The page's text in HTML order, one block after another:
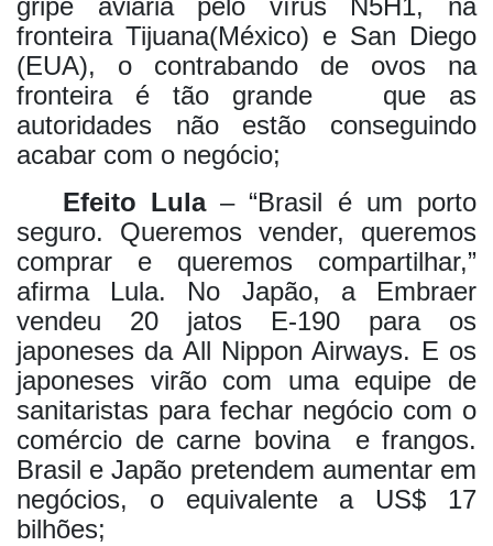
gripe aviária pelo vírus N5H1, na
fronteira Tijuana(México) e San Diego
(EUA), o contrabando de ovos na
fronteira é tão grande que as
autoridades não estão conseguindo
acabar com o negócio;
Efeito Lula– “Brasil é um porto
seguro. Queremos vender, queremos
comprar e queremos compartilhar,”
afirma Lula. No Japão, a Embraer
vendeu 20 jatos E-190 para os
japoneses da All Nippon Airways. E os
japoneses virão com uma equipe de
sanitaristas para fechar negócio com o
comércio de carne bovina e frangos.
Brasil e Japão pretendem aumentar em
negócios, o equivalente a US$ 17
bilhões;